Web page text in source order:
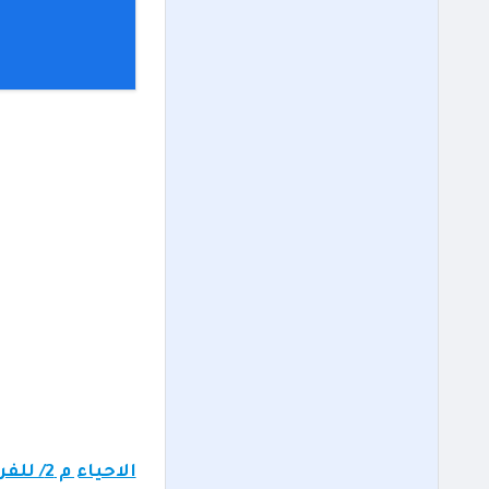
الاحياء م 2/ للفرع الزراعي